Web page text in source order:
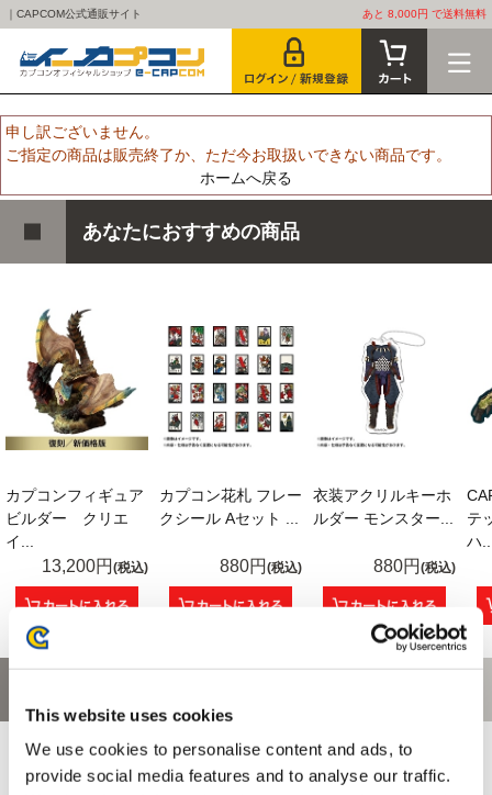
This website uses cookies
We use cookies to personalise content and ads, to
provide social media features and to analyse our traffic.
｜CAPCOM公式通販サイト あと 8,000円 で送料無料
申し訳ございません。
ご指定の商品は販売終了か、ただ今お取扱いできない商品です。
ホームへ戻る
あなたにおすすめの商品
カプコンフィギュア
ビルダー クリエ
イ...
13,200円 (税込)
カプコン花札 フレー
クシール Aセット ...
880円 (税込)
衣装アクリルキーホ
ルダー モンスター...
880円 (税込)
テ
ハ
お問い合わせ前に、ご利用ガイド、よくある質問をご確認くださ
い。